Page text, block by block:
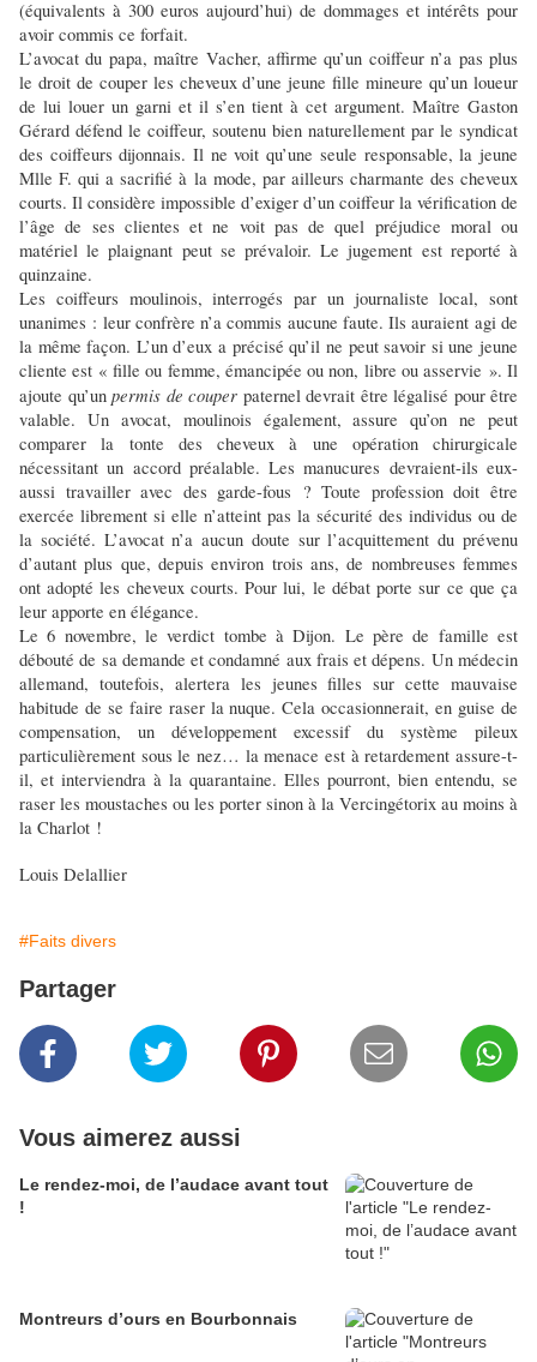
(équivalents à 300 euros aujourd’hui) de dommages et intérêts pour
avoir commis ce forfait.
L’avocat du papa, maître Vacher, affirme qu’un coiffeur n’a pas plus
le droit de couper les cheveux d’une jeune fille mineure qu’un loueur
de lui louer un garni et il s’en tient à cet argument. Maître Gaston
Gérard défend le coiffeur, soutenu bien naturellement par le syndicat
des coiffeurs dijonnais. Il ne voit qu’une seule responsable, la jeune
Mlle F. qui a sacrifié à la mode, par ailleurs charmante des cheveux
courts. Il considère impossible d’exiger d’un coiffeur la vérification de
l’âge de ses clientes et ne voit pas de quel préjudice moral ou
matériel le plaignant peut se prévaloir. Le jugement est reporté à
quinzaine.
Les coiffeurs moulinois, interrogés par un journaliste local, sont
unanimes : leur confrère n’a commis aucune faute. Ils auraient agi de
la même façon. L’un d’eux a précisé qu’il ne peut savoir si une jeune
cliente est « fille ou femme, émancipée ou non, libre ou asservie ». Il
ajoute qu’un permis de couper paternel devrait être légalisé pour être
valable. Un avocat, moulinois également, assure qu’on ne peut
comparer la tonte des cheveux à une opération chirurgicale
nécessitant un accord préalable. Les manucures devraient-ils eux-
aussi travailler avec des garde-fous ? Toute profession doit être
exercée librement si elle n’atteint pas la sécurité des individus ou de
la société. L’avocat n’a aucun doute sur l’acquittement du prévenu
d’autant plus que, depuis environ trois ans, de nombreuses femmes
ont adopté les cheveux courts. Pour lui, le débat porte sur ce que ça
leur apporte en élégance.
Le 6 novembre, le verdict tombe à Dijon. Le père de famille est
débouté de sa demande et condamné aux frais et dépens. Un médecin
allemand, toutefois, alertera les jeunes filles sur cette mauvaise
habitude de se faire raser la nuque. Cela occasionnerait, en guise de
compensation, un développement excessif du système pileux
particulièrement sous le nez… la menace est à retardement assure-t-
il, et interviendra à la quarantaine. Elles pourront, bien entendu, se
raser les moustaches ou les porter sinon à la Vercingétorix au moins à
la Charlot !
Louis Delallier
#Faits divers
Partager
Vous aimerez aussi
Le rendez-moi, de l’audace avant tout
!
Montreurs d’ours en Bourbonnais